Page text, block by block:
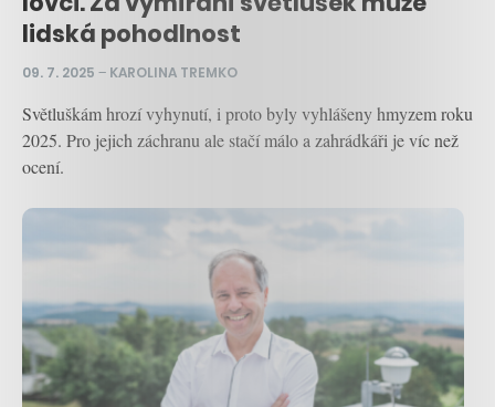
lidská pohodlnost
09. 7. 2025 – KAROLINA TREMKO
Světluškám hrozí vyhynutí, i proto byly vyhlášeny hmyzem roku
2025. Pro jejich záchranu ale stačí málo a zahrádkáři je víc než
ocení.